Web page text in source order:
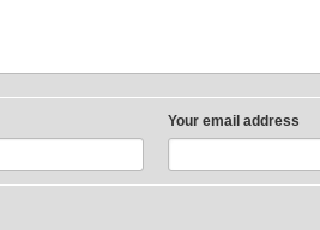
Your email address